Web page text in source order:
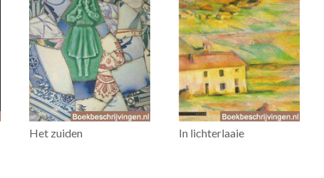
Het zuiden In lichterlaaie